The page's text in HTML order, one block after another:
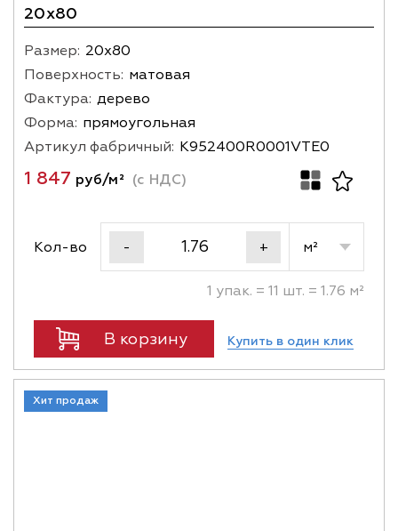
20х80
Размер: 20х80
Поверхность: матовая
Фактура: дерево
Форма: прямоугольная
Артикул фабричный: K952400R0001VTE0
1 847 руб/м² (с НДС)
Кол-во - + м²
1 упак. = 11 шт. = 1.76 м²
В корзину Купить в один клик
Хит продаж